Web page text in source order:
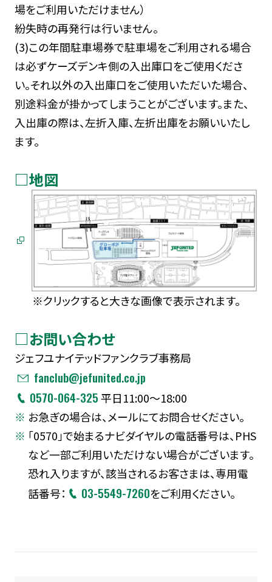
場をご利用いただけません）
紛失時の再発行は行いません。
(3)この年間駐車場券で駐車場をご利用される場合
は必ずケーズデンキ側の入出庫口をご使用くださ
い。それ以外の入出庫口をご使用いただいた場合、
別途料金が掛かってしまうことがございます。また、
入出庫の際は、左折入庫、左折出庫をお願いいたし
ます。
□地図
※クリックすると大きな画像で表示されます。
□お問い合わせ
ジェフユナイテッドファンクラブ事務局
fanclub@jefunited.co.jp
0570-064-325平日11:00～18:00
お急ぎの場合は、メールにてお問合せください。
「0570」で始まるナビダイヤルの電話番号は、PHS
など一部ご利用いただけない場合がございます。
恐れ入りますが、該当されるお客さまは、専用電
話番号：
03-5549-7260をご利用ください。